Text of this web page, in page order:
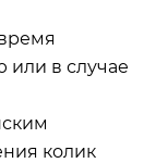
или в случае
колик